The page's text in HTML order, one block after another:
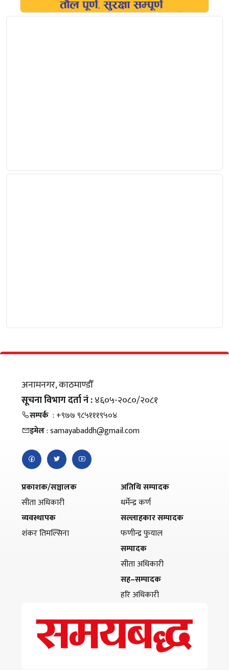
अनामनगर, काठमाण्डौँ
सूचना विभाग दर्ता नं :४६०५-२०८०/२०८१
सम्पर्क : +९७७ ९८५१११९५०४
इमेल: samayabaddh@gmail.com
प्रकाशक/सञ्चालक
सीता अधिकारी
व्यवस्थापक
शंकर तिमल्सिना
अतिथि सम्पादक
धर्मेन्द्र कर्ण
सल्लाहकार सम्पादक
फणीन्द्र फुयाल
सम्पादक
सीता अधिकारी
सह–सम्पादक
हरि अधिकारी